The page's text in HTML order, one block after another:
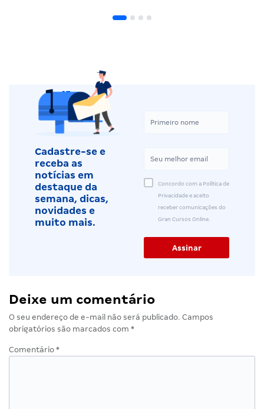
Cadastre-se e
receba as
notícias em
destaque da
semana, dicas,
novidades e
muito mais.
Concordo com a Política de
Privacidade e aceito
receber comunicações do
Gran Cursos Online.
Deixe um comentário
O seu endereço de e-mail não será publicado. Campos
obrigatórios são marcados com *
Comentário *